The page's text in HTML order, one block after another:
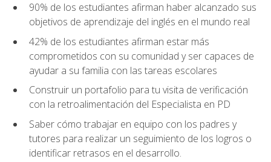
90% de los estudiantes afirman haber alcanzado sus
objetivos de aprendizaje del inglés en el mundo real
42% de los estudiantes afirman estar más
comprometidos con su comunidad y ser capaces de
ayudar a su familia con las tareas escolares
Construir un portafolio para tu visita de verificación
con la retroalimentación del Especialista en PD
Saber cómo trabajar en equipo con los padres y
tutores para realizar un seguimiento de los logros o
identificar retrasos en el desarrollo.